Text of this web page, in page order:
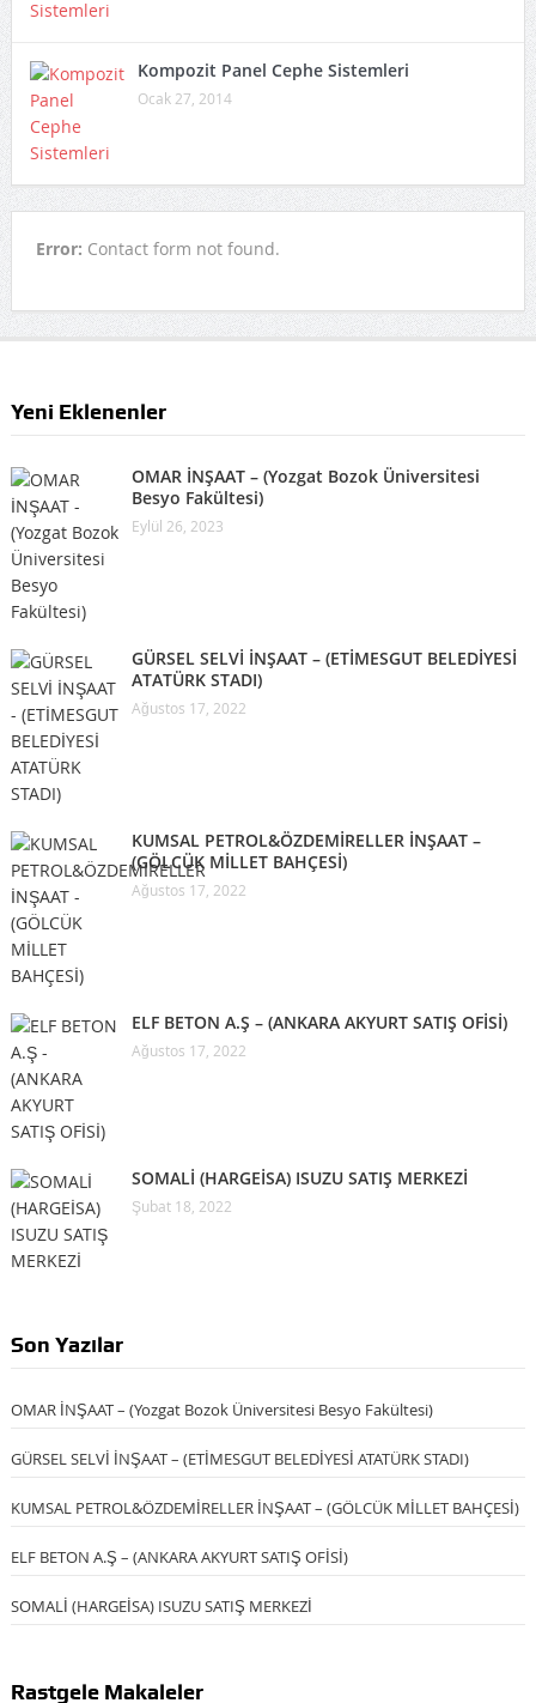
Kompozit Panel Cephe Sistemleri
Ocak 27, 2014
Error: Contact form not found.
Yeni Eklenenler
OMAR İNŞAAT – (Yozgat Bozok Üniversitesi
Besyo Fakültesi)
Eylül 26, 2023
GÜRSEL SELVİ İNŞAAT – (ETİMESGUT BELEDİYESİ
ATATÜRK STADI)
Ağustos 17, 2022
KUMSAL PETROL&ÖZDEMİRELLER İNŞAAT –
(GÖLCÜK MİLLET BAHÇESİ)
Ağustos 17, 2022
ELF BETON A.Ş – (ANKARA AKYURT SATIŞ OFİSİ)
Ağustos 17, 2022
SOMALİ (HARGEİSA) ISUZU SATIŞ MERKEZİ
Şubat 18, 2022
Son Yazılar
OMAR İNŞAAT – (Yozgat Bozok Üniversitesi Besyo Fakültesi)
GÜRSEL SELVİ İNŞAAT – (ETİMESGUT BELEDİYESİ ATATÜRK STADI)
KUMSAL PETROL&ÖZDEMİRELLER İNŞAAT – (GÖLCÜK MİLLET BAHÇESİ)
ELF BETON A.Ş – (ANKARA AKYURT SATIŞ OFİSİ)
SOMALİ (HARGEİSA) ISUZU SATIŞ MERKEZİ
Rastgele Makaleler